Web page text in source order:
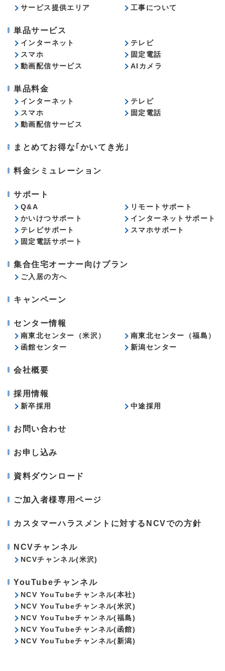
サービス提供エリア 工事について
単品サービス
インターネット
テレビ
スマホ
固定電話
動画配信サービス
AIカメラ
単品料金
インターネット
テレビ
スマホ
固定電話
動画配信サービス
まとめてお得な｢かいてき光｣
料金シミュレーション
サポート
Q&A
リモートサポート
かいけつサポート
インターネットサポート
テレビサポート
スマホサポート
固定電話サポート
集合住宅オーナー向けプラン
ご入居の方へ
キャンペーン
センター情報
南東北センター（米沢）
南東北センター（福島）
函館センター
新潟センター
会社概要
採用情報
新卒採用 中途採用
お問い合わせ
お申し込み
資料ダウンロード
ご加入者様専用ページ
カスタマーハラスメントに対するNCVでの方針
NCVチャンネル
NCVチャンネル(米沢)
YouTubeチャンネル
NCV YouTubeチャンネル(本社)
NCV YouTubeチャンネル(米沢)
NCV YouTubeチャンネル(福島)
NCV YouTubeチャンネル(函館)
NCV YouTubeチャンネル(新潟)